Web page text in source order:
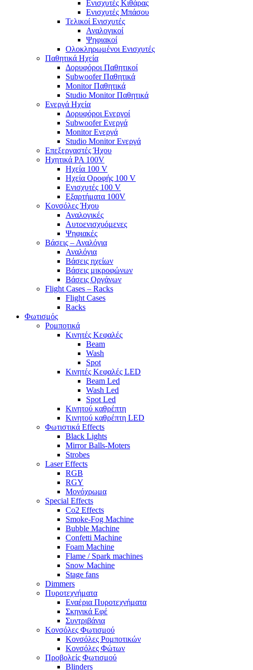
Ενισχυτές Κιθάρας
Ενισχυτές Μπάσου
Τελικοί Ενισχυτές
Αναλογικοί
Ψηφιακοί
Ολοκληρωμένοι Ενισχυτές
Παθητικά Ηχεία
Δορυφόροι Παθητικοί
Subwoofer Παθητικά
Monitor Παθητικά
Studio Monitor Παθητικά
Ενεργά Ηχεία
Δορυφόροι Ενεργοί
Subwoofer Ενεργά
Monitor Ενεργά
Studio Monitor Ενεργά
Επεξεργαστές Ήχου
Ηχητικά PA 100V
Ηχεία 100 V
Ηχεία Οροφής 100 V
Ενισχυτές 100 V
Εξαρτήματα 100V
Κονσόλες Ήχου
Αναλογικές
Αυτοενισχυόμενες
Ψηφιακές
Βάσεις – Αναλόγια
Αναλόγια
Βάσεις ηχείων
Βάσεις μικροφώνων
Βάσεις Οργάνων
Flight Cases – Racks
Flight Cases
Racks
Φωτισμός
Ρομποτικά
Κινητές Κεφαλές
Beam
Wash
Spot
Κινητές Κεφαλές LED
Beam Led
Wash Led
Spot Led
Κινητού καθρέπτη
Κινητού καθρέπτη LED
Φωτιστικά Effects
Black Lights
Mirror Balls-Moters
Strobes
Laser Effects
RGB
RGY
Μονόχρωμα
Special Effects
Co2 Effects
Smoke-Fog Machine
Bubble Machine
Confetti Machine
Foam Machine
Flame / Spark machines
Snow Machine
Stage fans
Dimmers
Πυροτεχνήματα
Εναέρια Πυροτεχνήματα
Σκηνικά Εφέ
Συντριβάνια
Κονσόλες Φωτισμού
Κονσόλες Ρομποτικών
Κονσόλες Φώτων
Προβολείς Φωτισμού
Blinders